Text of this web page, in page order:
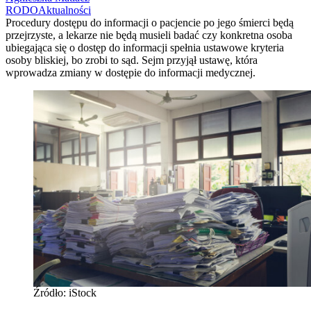
RODOAktualności
Procedury dostępu do informacji o pacjencie po jego śmierci będą
przejrzyste, a lekarze nie będą musieli badać czy konkretna osoba
ubiegająca się o dostęp do informacji spełnia ustawowe kryteria
osoby bliskiej, bo zrobi to sąd. Sejm przyjął ustawę, która
wprowadza zmiany w dostępie do informacji medycznej.
Źródło: iStock